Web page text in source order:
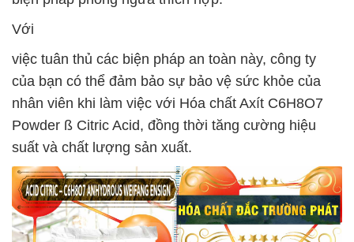
Với
việc tuân thủ các biện pháp an toàn này, công ty
của bạn có thể đảm bảo sự bảo vệ sức khỏe của
nhân viên khi làm việc với Hóa chất Axít C6H8O7
Powder ß Citric Acid, đồng thời tăng cường hiệu
suất và chất lượng sản xuất.